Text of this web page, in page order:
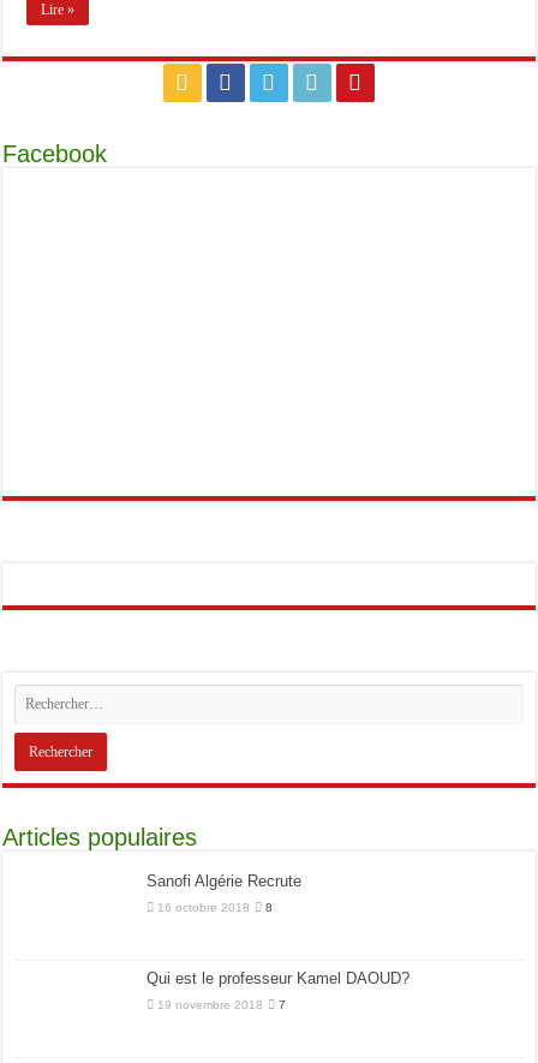
Lire »
Facebook
Articles populaires
Sanofi Algérie Recrute
16 octobre 2018 8
Qui est le professeur Kamel DAOUD?
19 novembre 2018 7